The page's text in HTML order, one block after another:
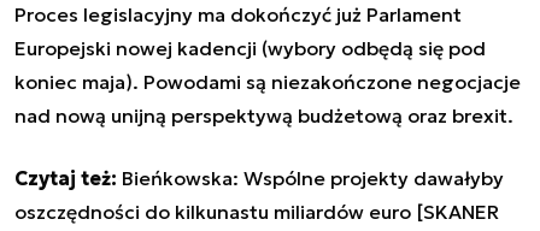
Proces legislacyjny ma dokończyć już Parlament
Europejski nowej kadencji (wybory odbędą się pod
koniec maja). Powodami są niezakończone negocjacje
nad nową unijną perspektywą budżetową oraz brexit.
Czytaj też: Bieńkowska: Wspólne projekty dawałyby
oszczędności do kilkunastu miliardów euro [SKANER